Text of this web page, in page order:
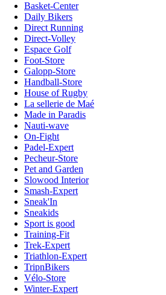
Basket-Center
Daily Bikers
Direct Running
Direct-Volley
Espace Golf
Foot-Store
Galopp-Store
Handball-Store
House of Rugby
La sellerie de Maé
Made in Paradis
Nauti-wave
On-Fight
Padel-Expert
Pecheur-Store
Pet and Garden
Slowood Interior
Smash-Expert
Sneak'In
Sneakids
Sport is good
Training-Fit
Trek-Expert
Triathlon-Expert
TripnBikers
Vélo-Store
Winter-Expert